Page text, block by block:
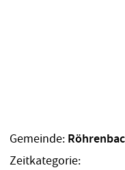
Gemeinde:
Zeitkategorie: